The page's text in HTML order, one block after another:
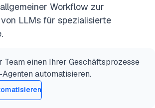
Workflow zur
LLMs für spezialisierte
Team einen Ihrer Geschäftsprozesse
automatisieren.